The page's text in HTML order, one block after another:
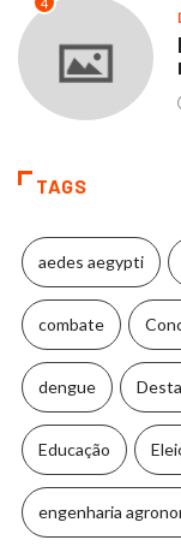
4
TAGS
aedes aegypti
combate
dengue
Educação
engenharia